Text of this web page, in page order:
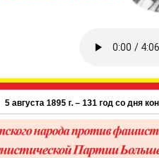
1895 г. – 131 год со дня